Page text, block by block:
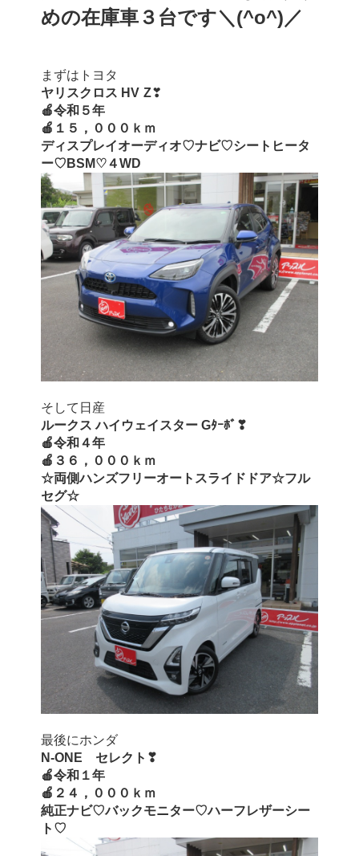
めの在庫車３台です＼(^o^)／
まずはトヨタ
ヤリスクロス HV	Z❣
🍎令和５年
🍎１５，０００ｋｍ
ディスプレイオーディオ♡ナビ♡シートヒータ
ー♡BSM♡４WD
そして日産
ルークス ハイウェイスター Gﾀｰﾎﾞ❣
🍎令和４年
🍎３６，０００ｋｍ
☆両側ハンズフリーオートスライドドア☆フル
セグ☆
最後にホンダ
N-ONE　セレクト❣
🍎令和１年
🍎２４，０００ｋｍ
純正ナビ♡バックモニター♡ハーフレザーシー
ト♡